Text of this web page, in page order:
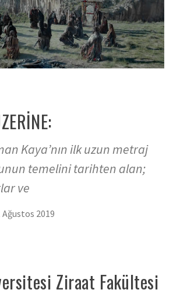
Kaya’nın ilk uzun metraj
temelini tarihten alan;
ve
Ağustos 2019
Ziraat Fakültesi